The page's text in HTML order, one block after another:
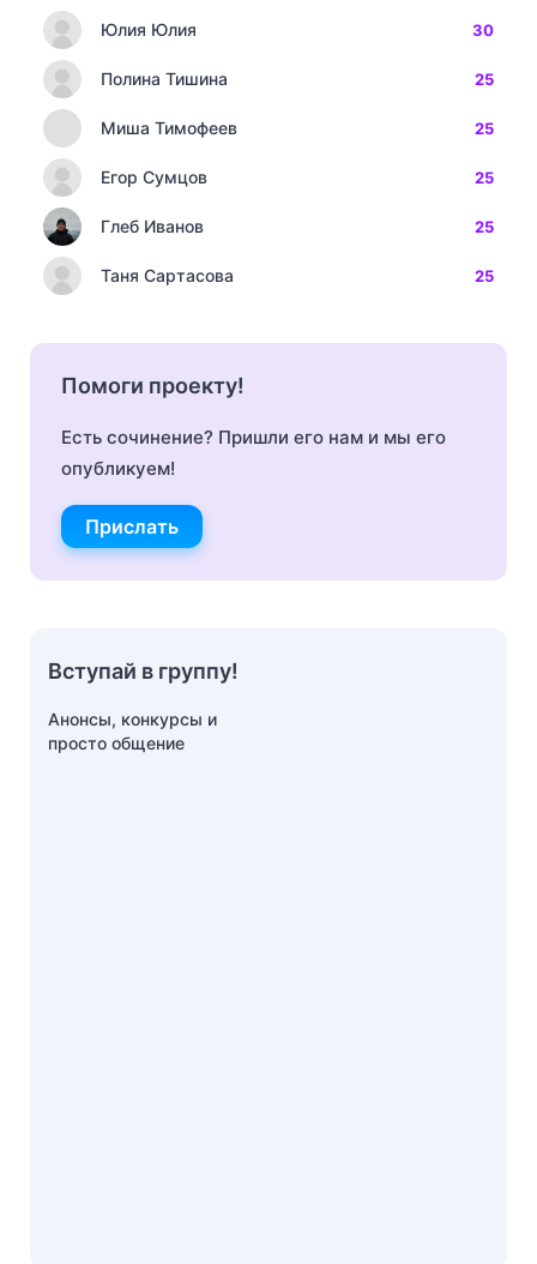
Юлия Юлия 30
Полина Тишина 25
Миша Тимофеев 25
Егор Сумцов 25
Глеб Иванов 25
Таня Сартасова 25
Помоги проекту!
Есть сочинение? Пришли его нам и мы его
опубликуем!
Прислать
Вступай в группу!
Анонсы, конкурсы и
просто общение